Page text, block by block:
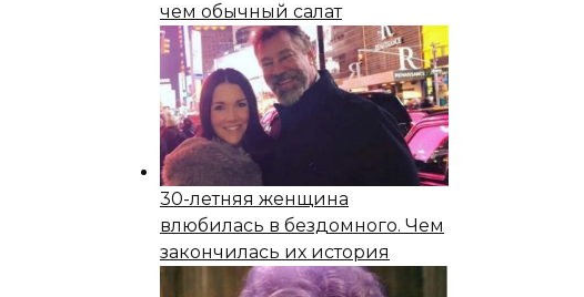
чем обычный салат
30-летняя женщина
влюбилась в бездомного. Чем
закончилась их история